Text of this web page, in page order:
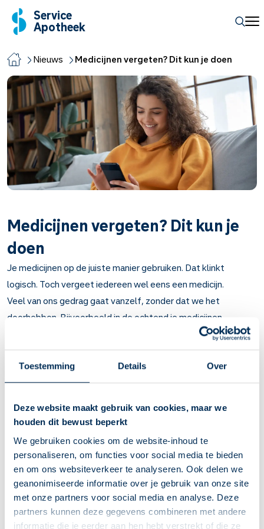
Toestemming Details Over
Deze website maakt gebruik van cookies, maar we
houden dit bewust beperkt
We gebruiken cookies om de website-inhoud te
personaliseren, om functies voor social media te bieden
en om ons websiteverkeer te analyseren. Ook delen we
geanonimiseerde informatie over je gebruik van onze site
met onze partners voor social media en analyse. Deze
partners kunnen deze gegevens combineren met andere
informatie die je eerder aan hen hebt verstrekt of die ze
Service
Apotheek
Nieuws Medicijnen vergeten? Dit kun je doen
Medicijnen vergeten? Dit kun je
doen
Je medicijnen op de juiste manier gebruiken. Dat klinkt
logisch. Toch vergeet iedereen wel eens een medicijn.
Veel van ons gedrag gaat vanzelf, zonder dat we het
doorhebben. Bijvoorbeeld in de ochtend je medicijnen
innemen. Alleen soms twijfel je of je het nu echt ingenomen
of gebruikt hebt. Daar hebben we iets voor bedacht. Gelijk
afvinken in deService Apotheek-app
innameherinneringen. Zo vergeet je nooit meer een medicijn.
Toch je medicijnen vergeten? Lees hier
wat je moet doen
Neem het medicijngebruik op in je dagelijkse routine.
Koppel het bijvoorbeeld aan een maaltijd, aan het
tandenpoetsen of voordat je gaat slapen.
Bewaar bijvoorbeeld wat extra pillen op een handige plek
(droog en onder de 25 graden). Leg bijvoorbeeld een strip